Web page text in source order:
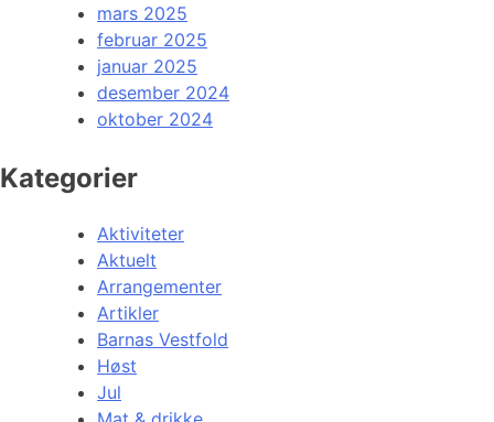
mars 2025
februar 2025
januar 2025
desember 2024
oktober 2024
Kategorier
Aktiviteter
Aktuelt
Arrangementer
Artikler
Barnas Vestfold
Høst
Jul